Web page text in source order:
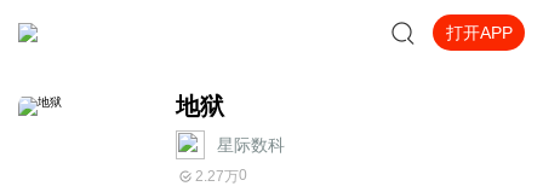
打开APP
地狱
星际数科
2.27万0